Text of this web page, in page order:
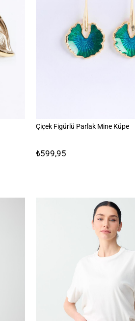
Çiçek Figürlü Parlak Mine Küpe
₺599,95